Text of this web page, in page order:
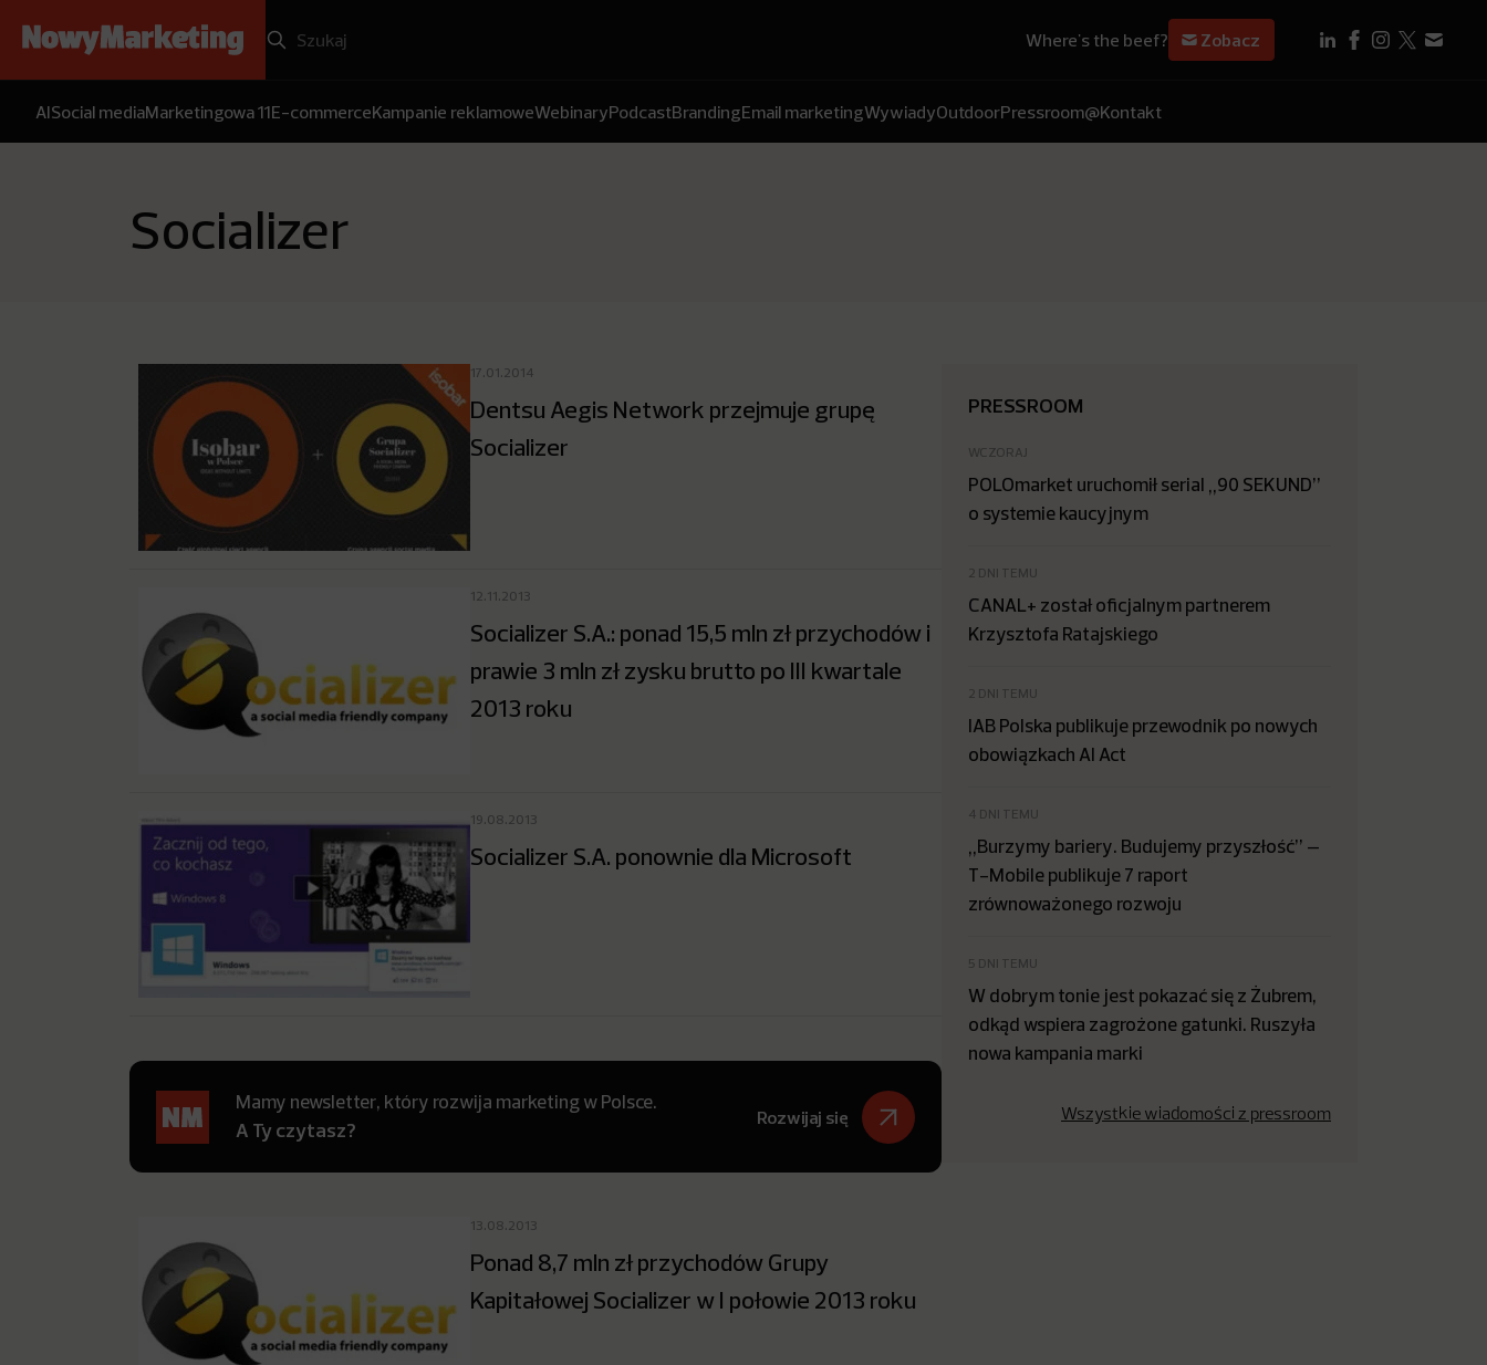
Where's the beef? Zobacz
AISocial mediaMarketingowa 11E-commerceKampanie reklamoweWebinaryPodcastBrandingEmail marketingWywiadyOutdoorPressroom@Kontakt
Socializer
17.01.2014
Dentsu Aegis Network przejmuje grupę
Socializer
12.11.2013
Socializer S.A.: ponad 15,5 mln zł przychodów i
prawie 3 mln zł zysku brutto po III kwartale
2013 roku
19.08.2013
Socializer S.A. ponownie dla Microsoft
Mamy newsletter, który rozwija marketing w Polsce.
A Ty czytasz?
Rozwijaj się
13.08.2013
Ponad 8,7 mln zł przychodów Grupy
Kapitałowej Socializer w I połowie 2013 roku
PRESSROOM
WCZORAJ
POLOmarket uruchomił serial „90 SEKUND”
o systemie kaucyjnym
2 DNI TEMU
CANAL+ został oficjalnym partnerem
Krzysztofa Ratajskiego
2 DNI TEMU
IAB Polska publikuje przewodnik po nowych
obowiązkach AI Act
4 DNI TEMU
„Burzymy bariery. Budujemy przyszłość” –
T-Mobile publikuje 7 raport
zrównoważonego rozwoju
5 DNI TEMU
W dobrym tonie jest pokazać się z Żubrem,
odkąd wspiera zagrożone gatunki. Ruszyła
nowa kampania marki
Wszystkie wiadomości z pressroom